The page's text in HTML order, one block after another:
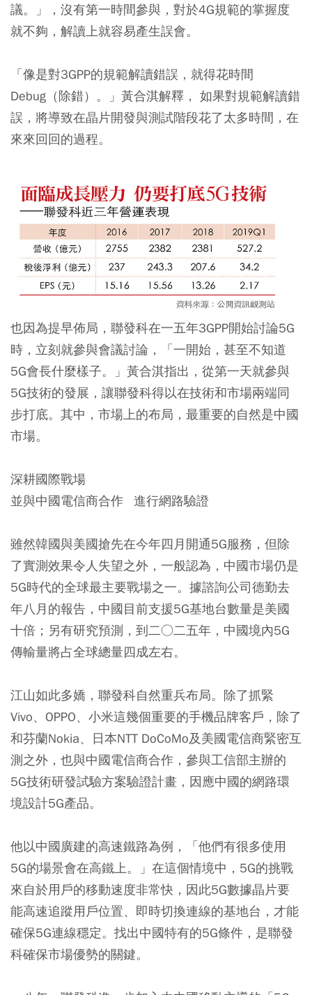
議。」，沒有第一時間參與，對於4G規範的掌握度
就不夠，解讀上就容易產生誤會。
「像是對3GPP的規範解讀錯誤，就得花時間
Debug（除錯）。」黃合淇解釋， 如果對規範解讀錯
誤，將導致在晶片開發與測試階段花了太多時間，在
來來回回的過程。
也因為提早佈局，聯發科在一五年3GPP開始討論5G
時，立刻就參與會議討論，「一開始，甚至不知道
5G會長什麼樣子。」黃合淇指出，從第一天就參與
5G技術的發展，讓聯發科得以在技術和市場兩端同
步打底。其中，市場上的布局，最重要的自然是中國
市場。
深耕國際戰場
並與中國電信商合作 進行網路驗證
雖然韓國與美國搶先在今年四月開通5G服務，但除
了實測效果令人失望之外，一般認為，中國市場仍是
5G時代的全球最主要戰場之一。據諮詢公司德勤去
年八月的報告，中國目前支援5G基地台數量是美國
十倍；另有研究預測，到二○二五年，中國境內5G
傳輸量將占全球總量四成左右。
江山如此多嬌，聯發科自然重兵布局。除了抓緊
Vivo、OPPO、小米這幾個重要的手機品牌客戶，除了
和芬蘭Nokia、日本NTT DoCoMo及美國電信商緊密互
測之外，也與中國電信商合作，參與工信部主辦的
5G技術研發試驗方案驗證計畫，因應中國的網路環
境設計5G產品。
他以中國廣建的高速鐵路為例，「他們有很多使用
5G的場景會在高鐵上。」在這個情境中，5G的挑戰
來自於用戶的移動速度非常快，因此5G數據晶片要
能高速追蹤用戶位置、即時切換連線的基地台，才能
確保5G連線穩定。找出中國特有的5G條件，是聯發
科確保市場優勢的關鍵。